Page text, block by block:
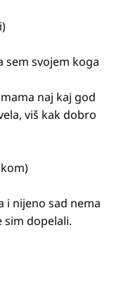
sem svojem koga
naj kaj god
viš kak dobro
i nijeno sad nema
sim dopelali.